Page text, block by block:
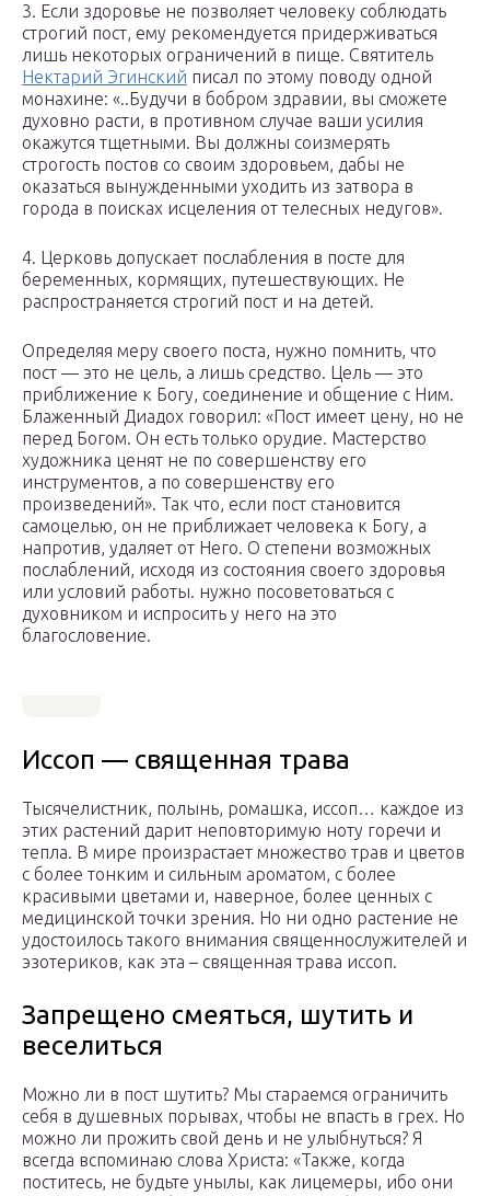
3. Если здоровье не позволяет человеку соблюдать
строгий пост, ему рекомендуется придерживаться
лишь некоторых ограничений в пище. Святитель
Нектарий Эгинский писал по этому поводу одной
монахине: «..Будучи в бобром здравии, вы сможете
духовно расти, в противном случае ваши усилия
окажутся тщетными. Вы должны соизмерять
строгость постов со своим здоровьем, дабы не
оказаться вынужденными уходить из затвора в
города в поисках исцеления от телесных недугов».
4. Церковь допускает послабления в посте для
беременных, кормящих, путешествующих. Не
распространяется строгий пост и на детей.
Определяя меру своего поста, нужно помнить, что
пост — это не цель, а лишь средство. Цель — это
приближение к Богу, соединение и общение с Ним.
Блаженный Диадох говорил: «Пост имеет цену, но не
перед Богом. Он есть только орудие. Мастерство
художника ценят не по совершенству его
инструментов, а по совершенству его
произведений». Так что, если пост становится
самоцелью, он не приближает человека к Богу, а
напротив, удаляет от Него. О степени возможных
послаблений, исходя из состояния своего здоровья
или условий работы. нужно посоветоваться с
духовником и испросить у него на это
благословение.
Иссоп — священная трава
Тысячелистник, полынь, ромашка, иссоп… каждое из
этих растений дарит неповторимую ноту горечи и
тепла. В мире произрастает множество трав и цветов
с более тонким и сильным ароматом, с более
красивыми цветами и, наверное, более ценных с
медицинской точки зрения. Но ни одно растение не
удостоилось такого внимания священнослужителей и
эзотериков, как эта – священная трава иссоп.
Запрещено смеяться, шутить и
веселиться
Можно ли в пост шутить? Мы стараемся ограничить
себя в душевных порывах, чтобы не впасть в грех. Но
можно ли прожить свой день и не улыбнуться? Я
всегда вспоминаю слова Христа: «Также, когда
поститесь, не будьте унылы, как лицемеры, ибо они